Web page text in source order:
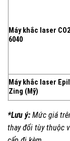
Máy khắc laser CO2
6040
Máy khắc laser
Zing (Mỹ)
*Lưu ý: Mức giá
thay đổi tùy thuộc